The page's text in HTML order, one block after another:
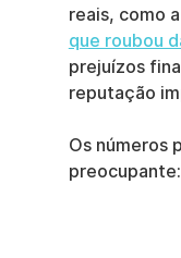
reais, como
que roubou
prejuízos
reputação
Os números
preocupante: